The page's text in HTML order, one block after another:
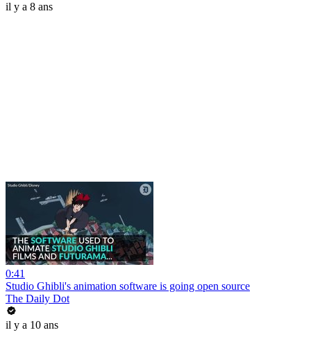
il y a 8 ans
0:41
Studio Ghibli's animation software is going open source
The Daily Dot
il y a 10 ans